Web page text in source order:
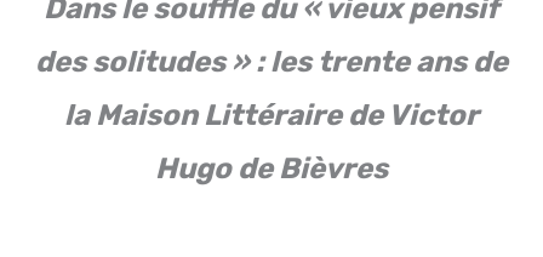
Dans le souffle du « vieux pensif
des solitudes » : les trente ans de
la Maison Littéraire de Victor
Hugo de Bièvres